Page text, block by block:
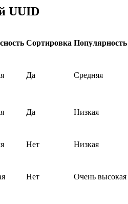
UUID
Сортировка Популярность
Да Средняя
Да Низкая
Нет Низкая
Нет Очень высокая